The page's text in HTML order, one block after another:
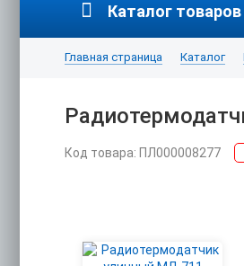
Каталог товаров
Главная страница Каталог
Код товара: ПЛ000008277